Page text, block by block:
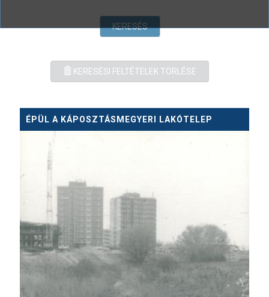
KERESÉS
KERESÉSI FELTÉTELEK TÖRLÉSE
ÉPÜL A KÁPOSZTÁSMEGYERI LAKÓTELEP